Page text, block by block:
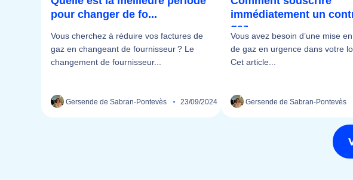
pour changer de fo...
Vous cherchez à réduire vos factures de
gaz en changeant de fournisseur ? Le
changement de fournisseur...
Gersende de Sabran-Pontevès 23/09/2024
immédiatement un
gaz...
Vous avez besoin d’une mise
de gaz en urgence dans votre
Cet article...
Gersende de Sabran-Pontevès